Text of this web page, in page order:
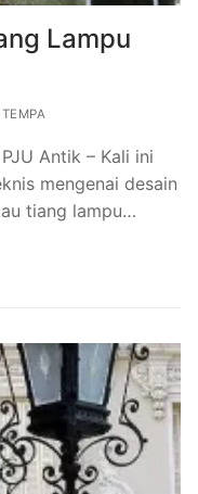
Klasik Mewah
Mewah
Lampu
Antik – Kali ini
mengenai desain
tiang lampu…